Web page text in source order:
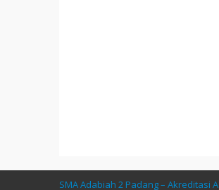
SMA Adabiah 2 Padang – Akreditasi A